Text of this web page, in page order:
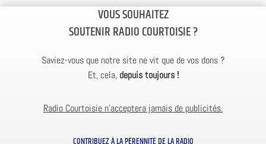
VOUS SOUHAITEZ
SOUTENIR RADIO COURTOISIE ?
Saviez-vous que notre site ne vit que de vos dons ?
Et, cela, depuis toujours !
Radio Courtoisie n’acceptera jamais de publicités.